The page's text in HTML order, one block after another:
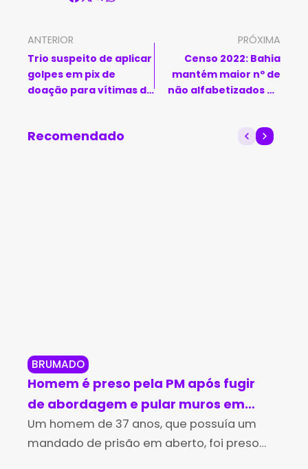
ANTERIOR
Trio suspeito de aplicar
golpes em pix de
doação para vítimas do
PRÓXIMA
Censo 2022: Bahia
mantém maior nº de
não alfabetizados do
Recomendado
BRUMADO
Homem é preso pela PM após fugir
de abordagem e pular muros em
Brumado
Um homem de 37 anos, que possuía um
mandado de prisão em aberto, foi preso